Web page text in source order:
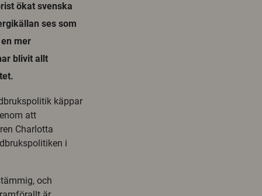
ökat svenska
ses som
mer
blivit allt
käppar
att
Charlotta
i
och